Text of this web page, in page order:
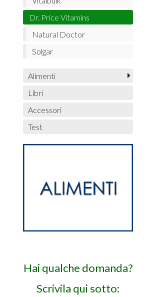
Dr. Price Vitamins
Natural Doctor
Solgar
Alimenti
Libri
Accessori
Test
Hai qualche domanda?
Scrivila qui sotto: